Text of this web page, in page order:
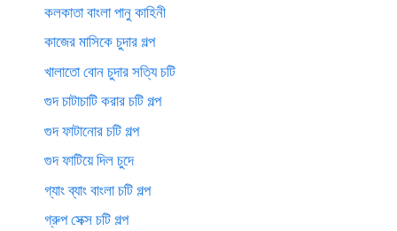
কলকাতা বাংলা পানু কাহিনী
কাজের মাসিকে চুদার গল্প
খালাতো বোন চুদার সত্যি চটি
গুদ চাটাচাটি করার চটি গল্প
গুদ ফাটানোর চটি গল্প
গুদ ফাটিয়ে দিল চুদে
গ্যাং ব্যাং বাংলা চটি গল্প
গ্রুপ সেক্স চটি গল্প